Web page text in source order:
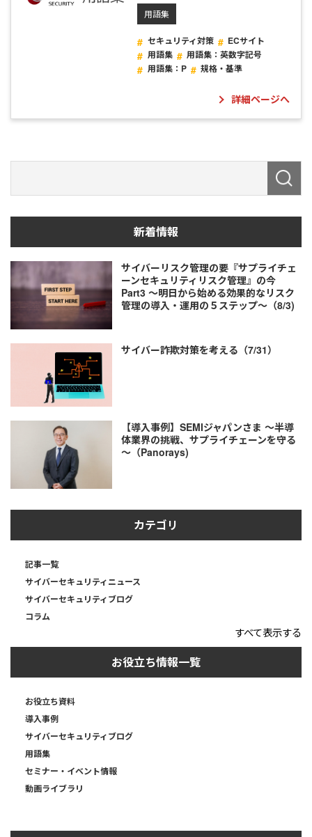
用語集
セキュリティ対策
ECサイト
用語集
用語集：英数字記号
用語集：P
規格・基準
詳細ページへ
新着情報
サイバーリスク管理の要『サプライチェ
ーンセキュリティリスク管理』の今
Part3 ～明日から始める効果的なリスク
管理の導入・運用の５ステップ～（8/3)
サイバー詐欺対策を考える（7/31）
【導入事例】SEMIジャパンさま ～半導
体業界の挑戦、サプライチェーンを守る
～（Panorays)
カテゴリ
記事一覧
サイバーセキュリティニュース
サイバーセキュリティブログ
コラム
すべて表示する
お役立ち情報一覧
お役立ち資料
導入事例
サイバーセキュリティブログ
用語集
セミナー・イベント情報
動画ライブラリ